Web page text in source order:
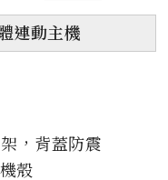
連動主機
，背蓋防震
殼